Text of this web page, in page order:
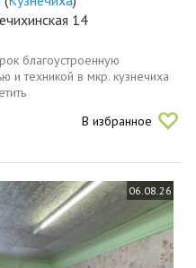
14
благоустроенную
и техникой в мкр. кузнечиха
В избранное
06.08.26